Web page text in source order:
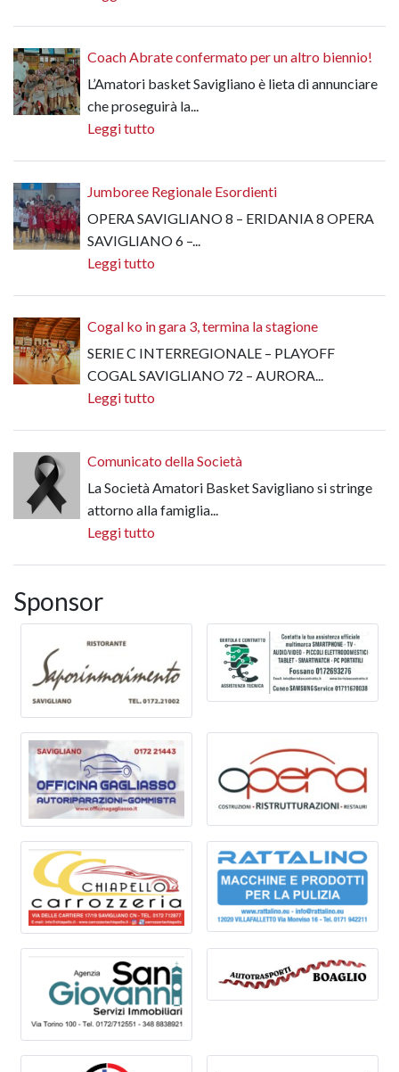
Coach Abrate confermato per un altro biennio!
L’Amatori basket Savigliano è lieta di annunciare
che proseguirà la...
Leggi tutto
Jumboree Regionale Esordienti
OPERA SAVIGLIANO 8 – ERIDANIA 8 OPERA
SAVIGLIANO 6 –...
Leggi tutto
Cogal ko in gara 3, termina la stagione
SERIE C INTERREGIONALE – PLAYOFF
COGAL SAVIGLIANO 72 – AURORA...
Leggi tutto
Comunicato della Società
La Società Amatori Basket Savigliano si stringe
attorno alla famiglia...
Leggi tutto
Sponsor